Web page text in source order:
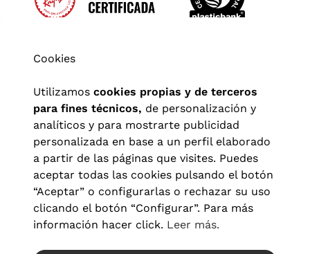
Aviso legal| Política de privacidad Términos y condiciones
Política de cookies|Configuración de cookies
Cookies
Utilizamos cookies propias y de terceros
para fines técnicos, de personalización y
analíticos y para mostrarte publicidad
personalizada en base a un perfil elaborado
a partir de las páginas que visites. Puedes
aceptar todas las cookies pulsando el botón
“Aceptar” o configurarlas o rechazar su uso
clicando el botón “Configurar”. Para más
información hacer click. Leer más.